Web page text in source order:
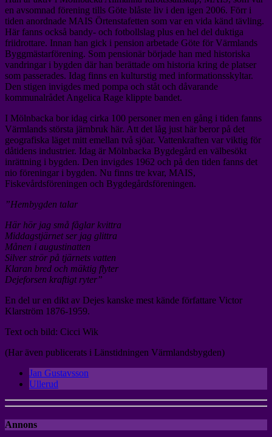
en avsomnad förening tills Göte blåste liv i den igen 2006. Förr i
tiden anordnade MAIS Örtenstafetten som var en vida känd tävling.
Här fanns också bandy- och fotbollslag plus en hel del duktiga
friidrottare. Innan han gick i pension arbetade Göte för Värmlands
Byggmästarförening. Som pensionär började han med historiska
vandringar i bygden där han berättade om historia kring de platser
som passerades. Idag finns en kulturstig med informationsskyltar.
Den stigen invigdes med pompa och ståt och dåvarande
kommunalrådet Angelica Rage klippte bandet.
I Mölnbacka bor idag cirka 100 personer men en gång i tiden fanns
Värmlands största järnbruk här. Att det låg just här beror på det
geografiska läget mitt emellan två sjöar. Vattenkraften var viktig för
dåtidens industrier. Idag är Mölnbacka Bygdegård en välbesökt
inrättning i bygden. Den invigdes 1962 och på den tiden fanns det
nio föreningar i bygden. Nu finns tre kvar, MAIS,
Fiskevårdsföreningen och Bygdegårdsföreningen.
”Hembygden talar
Här hör jag små fåglar kvittra
Middagstjärnet ser jag glittra
Månen i augustinatten
Silver strör på tjärnets vatten
Klaran bred och mäktig flyter
Dejeforsen kraftigt ryter”
En del ur en dikt av Dejes kanske mest kände författare Victor
Klarström 1876-1959.
Text och bild: Cicci Wik
(Har även publicerats i Länstidningen Värmlandsbygden)
Jan Gustavsson
Ullerud
Annons